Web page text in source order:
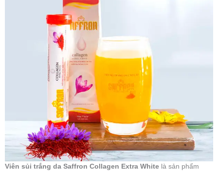
Viên sủi trắng da Saffron Collagen Extra White là sản phẩm